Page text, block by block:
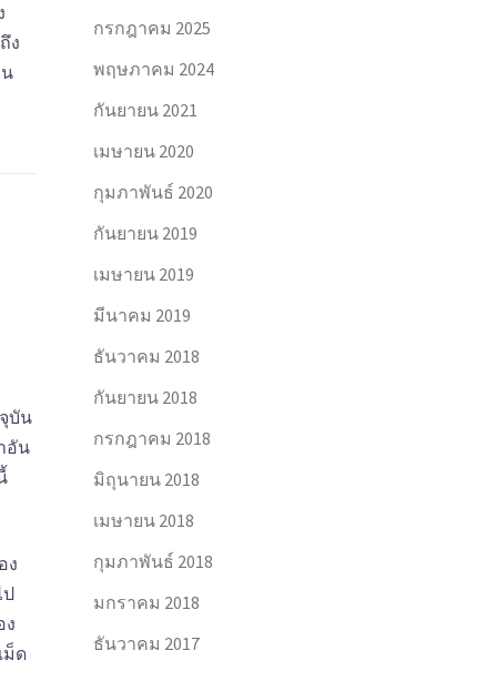
ง
บัน
อัน
ง
ป
ง
ม็ด
กรกฎาคม 2025
พฤษภาคม 2024
กันยายน 2021
เมษายน 2020
กุมภาพันธ์ 2020
กันยายน 2019
เมษายน 2019
มีนาคม 2019
ธันวาคม 2018
กันยายน 2018
กรกฎาคม 2018
มิถุนายน 2018
เมษายน 2018
กุมภาพันธ์ 2018
มกราคม 2018
ธันวาคม 2017